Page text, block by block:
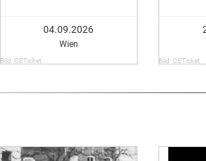
04.09.2026
Wien
Bild: OETicket Bild: OETicket